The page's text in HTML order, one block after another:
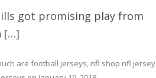
got promising play from
[…]
are football jerseys, nfl shop nfl jersey